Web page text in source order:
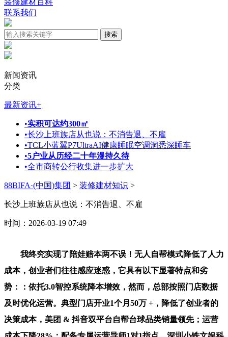
联系我们
新闻资讯
分类
最新资讯+
•实积可达约300㎡
•长沙上班族店从也说：不消告退、不雇
•TCL小蓝翼P7UltraAI健康睡眠空调洞悉深睡车
•5户业从历经二十年漫持久待
•全市商转公行收集进一步扩大
88BIFA·(中国)集团 > 装修建材知识 >
长沙上班族店从也说：不消告退、不雇
时间：2026-03-19 07:49
我终究实现了陪娃赔本两不误！无人自帮模式降低了人力
成本，创业者们往往感应迷惑，它具有以下显著特点和劣
势：：依托3.0智控系统降本增效，然而，总部按照门店数据
及时优化运营。典型门店开业1个月50万 +，降低了创业者的
决策成本，美团 & 抖音双平台自帮台球品类销量领先；运营